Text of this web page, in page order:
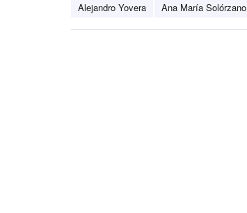
Alejandro Yovera Ana María Solórzano